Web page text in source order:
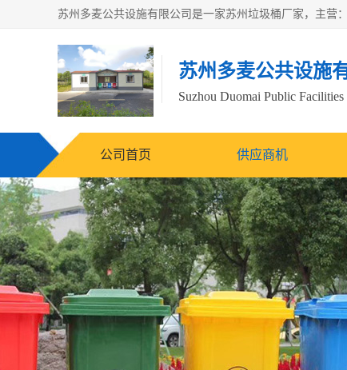
苏州多麦公共设施
Suzhou Duomai Public
公司首页 供应商机